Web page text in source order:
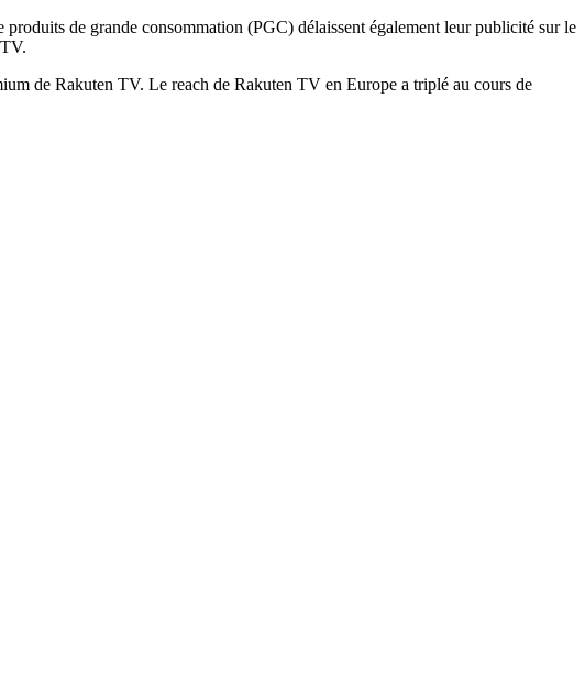
de grande consommation (PGC) délaissent également leur publicité sur le
de Rakuten TV. Le reach de Rakuten TV en Europe a triplé au cours de